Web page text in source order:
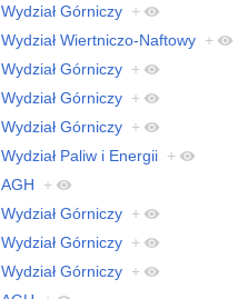
Wydział Górniczy +
Wydział Wiertniczo-Naftowy +
Wydział Górniczy +
Wydział Górniczy +
Wydział Górniczy +
Wydział Paliw i Energii +
AGH
+
Wydział Górniczy +
Wydział Górniczy +
Wydział Górniczy +